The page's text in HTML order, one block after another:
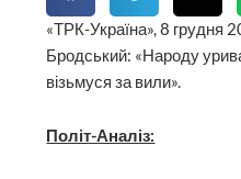
«ТРК-Україна», 8 грудня
Бродський: «Народу
візьмуся за вили».
Політ-Аналіз: